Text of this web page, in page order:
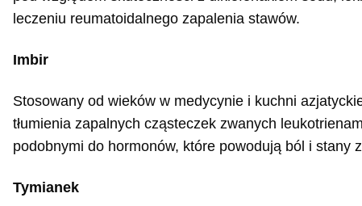
leczeniu reumatoidalnego zapalenia stawów.
Imbir
Stosowany od wieków w medycynie i kuchni
tłumienia zapalnych cząsteczek zwanych
podobnymi do hormonów, które powodują ból i stany
Tymianek